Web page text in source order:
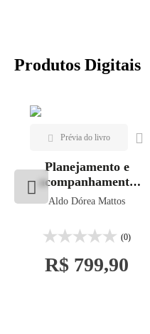
Produtos Digitais
Planejamento e
acompanhamento
de obras com Aldo
Aldo Dórea Mattos
(0)
R$ 799,90